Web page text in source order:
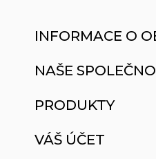
INFORMACE O
NAŠE
PRODUKTY
VÁŠ ÚČET